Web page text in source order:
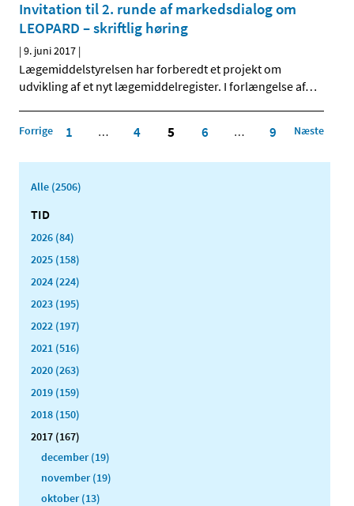
Invitation til 2. runde af markedsdialog om
LEOPARD – skriftlig høring
|9. juni 2017 |
Lægemiddelstyrelsen har forberedt et projekt om
udvikling af et nyt lægemiddelregister. I forlængelse af…
Forrige 1 … 4 5 6 … 9 Næste
Alle (2506)
TID
2026 (84)
2025 (158)
2024 (224)
2023 (195)
2022 (197)
2021 (516)
2020 (263)
2019 (159)
2018 (150)
2017 (167)
december (19)
november (19)
oktober (13)